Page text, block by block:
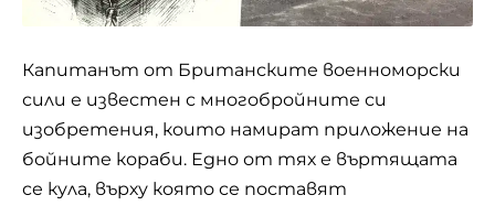
Капитанът от Британските военноморски
сили е известен с многобройните си
изобретения, които намират приложение на
бойните кораби. Едно от тях е въртящата
се кула, върху която се поставят